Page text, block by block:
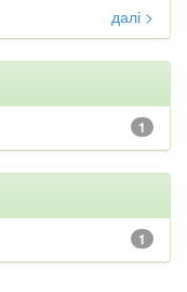
далі >
1
1